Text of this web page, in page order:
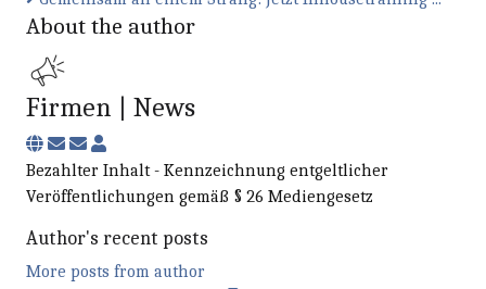
About the author
Firmen | News
Subscribe to updates from author
Unsubscribe to updates from author
Firmen | News
Bezahlter Inhalt - Kennzeichnung entgeltlicher
Veröffentlichungen gemäß § 26 Mediengesetz
Author's recent posts
More posts from author